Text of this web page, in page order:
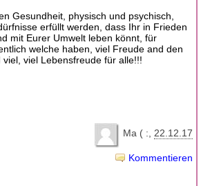
Gesundheit, physisch und psychisch,
erfüllt werden, dass Ihr in Frieden
mit Eurer Umwelt leben könnt, für
welche haben, viel Freude and den
viel, viel Lebensfreude für alle!!!
Ma ( : 22.12.17
Kommentieren